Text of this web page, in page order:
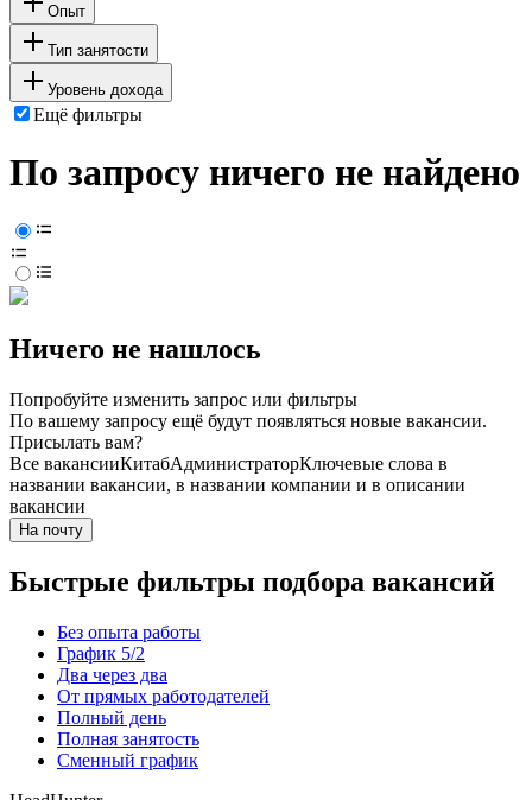
Опыт
Тип занятости
Уровень дохода
Ещё фильтры
По запросу ничего не найдено
Ничего не нашлось
Попробуйте изменить запрос или фильтры
По вашему запросу ещё будут появляться новые вакансии.
Присылать вам?
Все вакансииКитабАдминистраторКлючевые слова в
названии вакансии, в названии компании и в описании
вакансии
На почту
Быстрые фильтры подбора вакансий
Без опыта работы
График 5/2
Два через два
От прямых работодателей
Полный день
Полная занятость
Сменный график